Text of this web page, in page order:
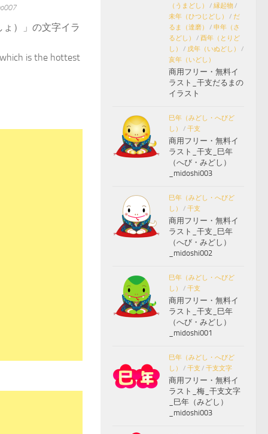
）」の文字イラ
is the hottest
（うまどし）
/ 縁起物/
未年（ひつじどし）
/ だ
るま（達磨）
/ 申年（さ
るどし）
/ 酉年（とりど
し）
/ 戌年（いぬどし）
/
亥年（いどし）
商用フリー・無料イ
ラスト_干支だるまの
イラスト
巳年（みどし・へびど
し）
/ 干支
商用フリー・無料イ
ラスト_干支_巳年
（へび・みどし）
_midoshi003
巳年（みどし・へびど
し）
/ 干支
商用フリー・無料イ
ラスト_干支_巳年
（へび・みどし）
_midoshi002
巳年（みどし・へびど
し）
/ 干支
商用フリー・無料イ
ラスト_干支_巳年
（へび・みどし）
_midoshi001
巳年（みどし・へびど
し）
/ 干支 / 干支文字
商用フリー・無料イ
ラスト_梅_干支文字
_巳年（みどし）
_midoshi003